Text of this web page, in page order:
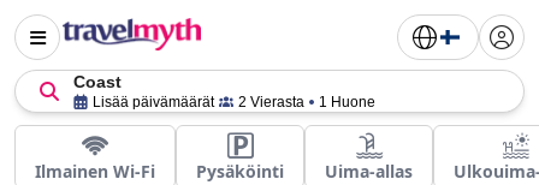
Coast
Lisää päivämäärät 2 Vierasta 1 Huone
Ilmainen Wi-Fi Pysäköinti Uima-allas